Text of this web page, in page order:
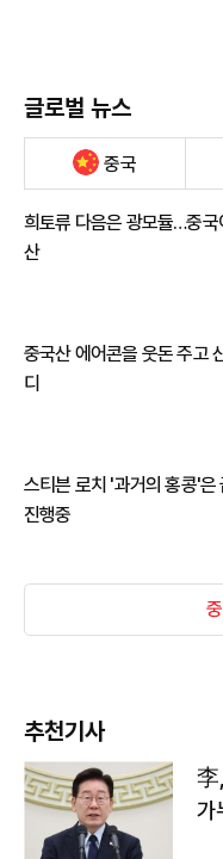
글로벌 뉴스
중국
희토류 다음은 광모듈…중
산
중국산 에어콘을 웃돈 주고
디
스티븐 로치 '과거의 홍콩'
진행중
추천기사
李
가